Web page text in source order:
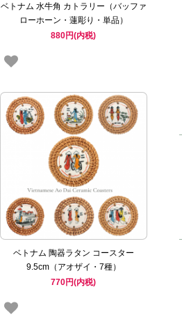
ベトナム 水牛角 カトラリー（バッファ
ローホーン・蓮彫り・単品）
880円(内税)
ベトナム 陶器ラタン コースター
9.5cm（アオザイ・7種）
770円(内税)